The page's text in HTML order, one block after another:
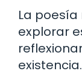
La
explorar
existencia.